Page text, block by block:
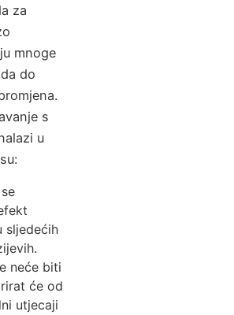
za
mnoge
do
s
u
sljedećih
neće biti
će od
utjecaji